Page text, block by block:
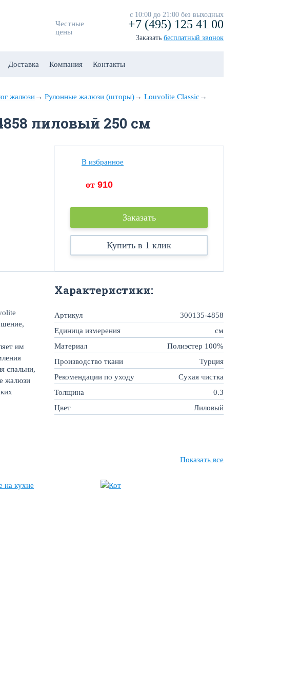
Честные
цены
с 10:00 до 21:00 без выходных
+7 (495) 125 41 00
Заказать бесплатный звонок
Доставка Компания Контакты
жалюзи→ Рулонные жалюзи (шторы)→ Louvolite Classic →
лиловый 250 см
В избранное
от 910
Заказать
Купить в 1 клик
им
спальни,
жалюзи
Характеристики:
Артикул
300135-4858
Единица измерения
см
Материал
Полиэстер 100%
Производство ткани
Турция
Рекомендации по уходу
Сухая чистка
Толщина
0.3
Цвет
Лиловый
Показать все